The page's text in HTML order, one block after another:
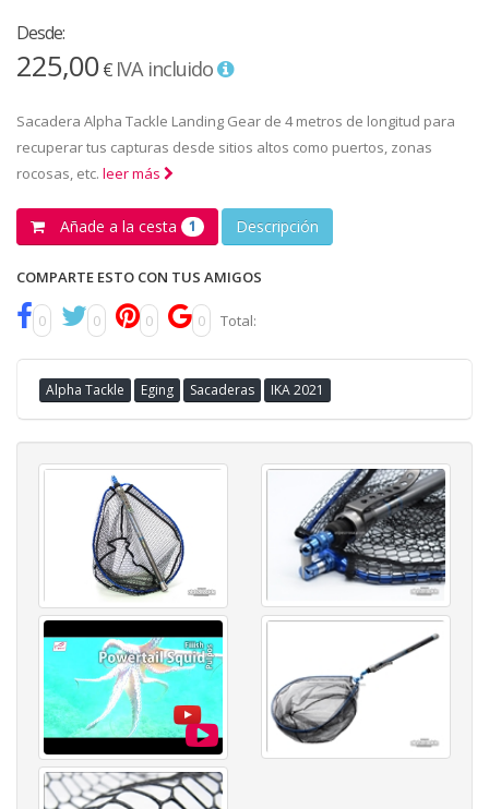
Desde:
225,00€ IVA incluido
Sacadera Alpha Tackle Landing Gear de 4 metros de longitud para
recuperar tus capturas desde sitios altos como puertos, zonas
rocosas, etc. leer más
Añade a la cesta 1 Descripción
COMPARTE ESTO CON TUS AMIGOS
0 0 0 0 Total:
Alpha Tackle Eging Sacaderas IKA 2021